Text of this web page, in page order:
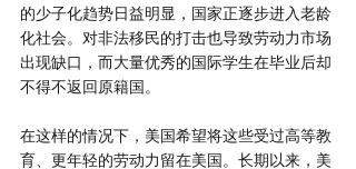
的少子化趋势日益明显，国家正逐步进入老龄
化社会。对非法移民的打击也导致劳动力市场
出现缺口，而大量优秀的国际学生在毕业后却
不得不返回原籍国。
在这样的情况下，美国希望将这些受过高等教
育、更年轻的劳动力留在美国。长期以来，美